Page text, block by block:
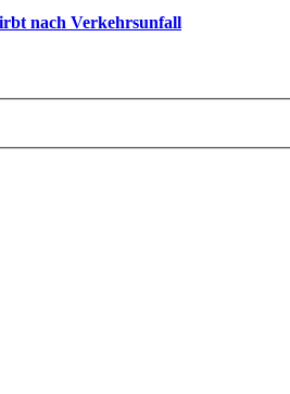
nach Verkehrsunfall